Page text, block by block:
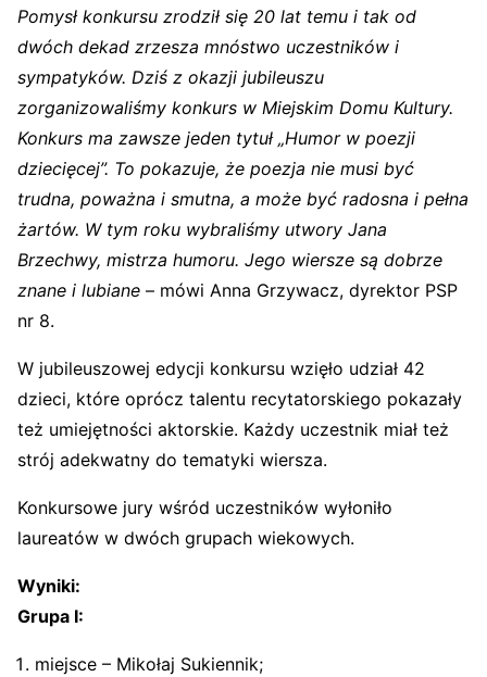
Pomysł konkursu zrodził się 20 lat temu i tak od
dwóch dekad zrzesza mnóstwo uczestników i
sympatyków. Dziś z okazji jubileuszu
zorganizowaliśmy konkurs w Miejskim Domu Kultury.
Konkurs ma zawsze jeden tytuł „Humor w poezji
dziecięcej”. To pokazuje, że poezja nie musi być
trudna, poważna i smutna, a może być radosna i pełna
żartów. W tym roku wybraliśmy utwory Jana
Brzechwy, mistrza humoru. Jego wiersze są dobrze
znane i lubiane – mówi Anna Grzywacz, dyrektor PSP
nr 8.
W jubileuszowej edycji konkursu wzięło udział 42
dzieci, które oprócz talentu recytatorskiego pokazały
też umiejętności aktorskie. Każdy uczestnik miał też
strój adekwatny do tematyki wiersza.
Konkursowe jury wśród uczestników wyłoniło
laureatów w dwóch grupach wiekowych.
Wyniki:
Grupa I:
miejsce – Mikołaj Sukiennik;